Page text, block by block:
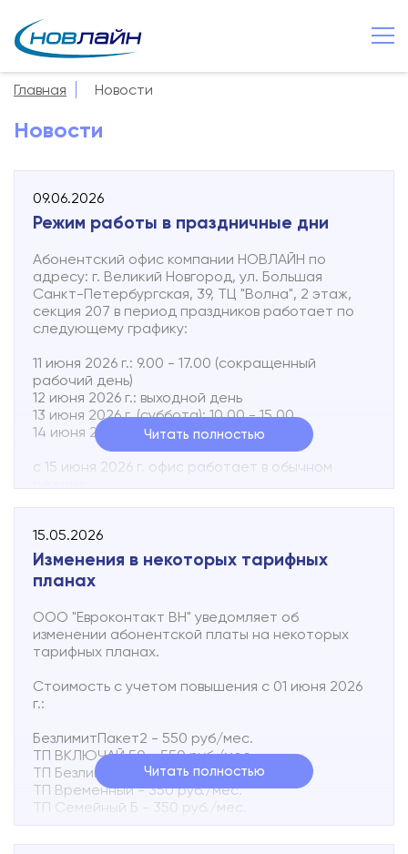
Великий Новгород
Услуги
Смотрёшка
Поддержка
Зона охвата
Способы оплаты
Контакты
Подключиться
Акции
Личный кабинет
Главная Новости
Новости
09.06.2026
Режим работы в праздничные дни
Абонентский офис компании НОВЛАЙН по
адресу: г. Великий Новгород, ул. Большая
Санкт-Петербургская, 39, ТЦ "Волна", 2 этаж,
секция 207 в период праздников работает по
следующему графику:
11 июня 2026 г.: 9.00 - 17.00 (сокращенный
рабочий день)
12 июня 2026 г.: выходной день
13 июня 2026 г. (суббота): 10.00 - 15.00
14 июня 2026 г.: выходной день
с 15 июня 2026 г. офис работает в обычном
502
Круглосуточно можно отправить текстовое
SMS-сообщение о неисправности абонентской
В сообщении необходимо указать адрес точки
подключения и коротко описать неисправность.
Читать полностью
15.05.2026
Изменения в некоторых тарифных
планах
ООО "Евроконтакт ВН" уведомляет об
изменении абонентской платы на некоторых
тарифных планах.
Стоимость с учетом повышения с 01 июня 2026
г.:
БезлимитПакет2 - 550 руб/мес.
ТП ВКЛЮЧАЙ 50 - 550 руб./мес.
ТП Безлимит 1 - 300 руб./мес.
ТП Временный - 350 руб./мес.
ТП Семейный Б - 350 руб./мес.
Стоимость с учетом повышения с 01 июля 2026
Читать полностью